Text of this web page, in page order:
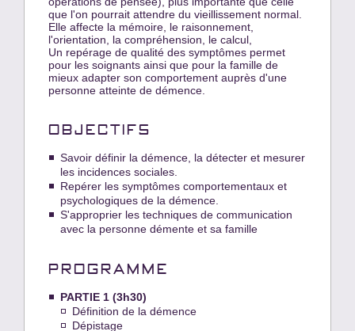
que l'on pourrait attendre du vieillissement normal.
Elle affecte la mémoire, le raisonnement,
l'orientation, la compréhension, le calcul,
Un repérage de qualité des symptômes permet
pour les soignants ainsi que pour la famille de
mieux adapter son comportement auprès d'une
personne atteinte de démence.
OBJECTIFS
Savoir définir la démence, la détecter et mesurer
les incidences sociales.
Repérer les symptômes comportementaux et
psychologiques de la démence.
S'approprier les techniques de communication
avec la personne démente et sa famille
PROGRAMME
PARTIE 1 (3h30)
Définition de la démence
Dépistage